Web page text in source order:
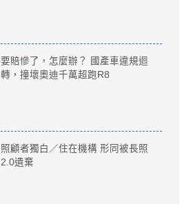
要賠慘了，怎麼辦？ 國產車違規迴
轉，撞壞奧迪千萬超跑R8
照顧者獨白／住在機構 形同被長照
2.0遺棄